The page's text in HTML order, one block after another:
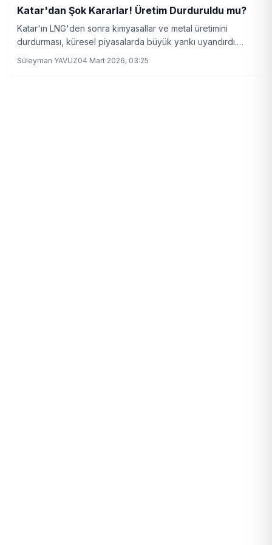
Katar'dan Şok Kararlar! Üretim Durduruldu mu?
Katar'ın LNG'den sonra kimyasallar ve metal üretimini
durdurması, küresel piyasalarda büyük yankı uyandırdı.
Süleyman YAVUZ04 Mart 2026, 03:25